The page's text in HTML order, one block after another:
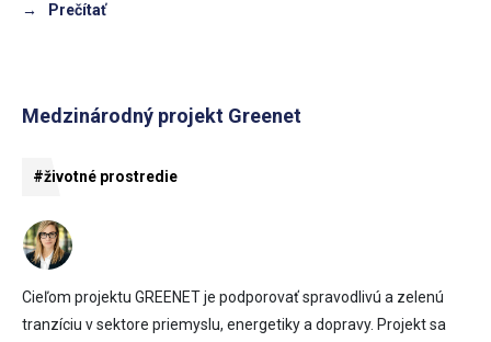
→ Prečítať
Medzinárodný projekt Greenet
#životné prostredie
Cieľom projektu GREENET je podporovať spravodlivú a zelenú
tranzíciu v sektore priemyslu, energetiky a dopravy. Projekt sa